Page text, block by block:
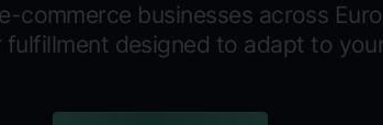
commerce businesses across
fulfillment designed to adapt to